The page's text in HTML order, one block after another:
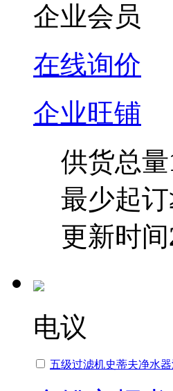
企业会员
在线询价
企业旺铺
供货总量
最少起订
更新时间
电议
五级过滤机史蒂夫净水